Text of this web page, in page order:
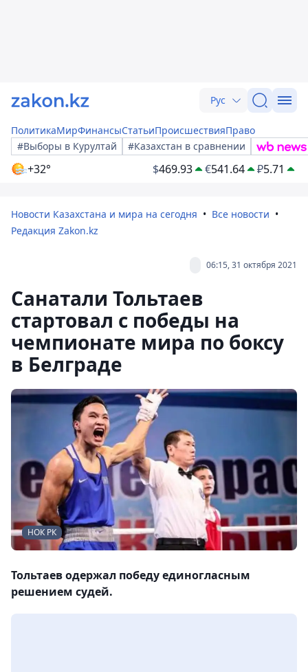
Рус
ПолитикаМирФинансыСтатьиПроисшествияПраво
#Выборы в Курултай
#Казахстан в сравнении
+32° $469.93 €541.64 ₽5.71
Новости Казахстана и мира на сегодня
Все новости
Редакция Zakon.kz
06:15, 31 октября 2021
Санатали Тольтаев
стартовал с победы на
чемпионате мира по боксу
в Белграде
НОК РК
Тольтаев одержал победу единогласным
решением судей.